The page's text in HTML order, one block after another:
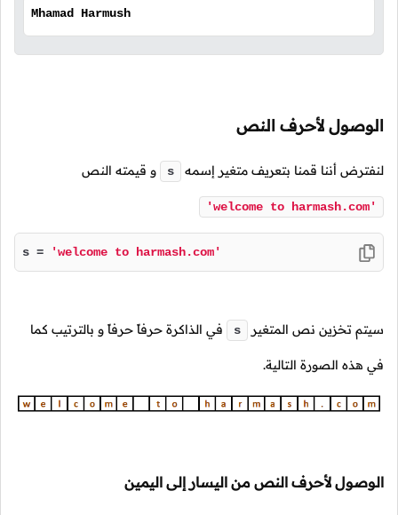
Mhamad Harmush
الوصول لأحرف النص
لنفترض أننا قمنا بتعريف متغير إسمه s و قيمته النص
'welcome to harmash.com'
s = 'welcome to harmash.com'
سيتم تخزين نص المتغير s في الذاكرة حرفاً حرفاً و بالترتيب كما
في هذه الصورة التالية.
الوصول لأحرف النص من اليسار إلى اليمين